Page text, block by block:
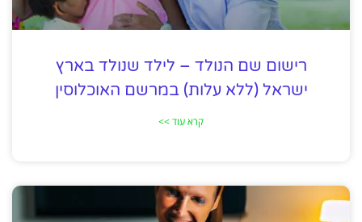
רישום שם הנולד – לילד שנולד בארץ
ישראל (ללא עלות) במרשם האוכלוסין
קרא עוד >>